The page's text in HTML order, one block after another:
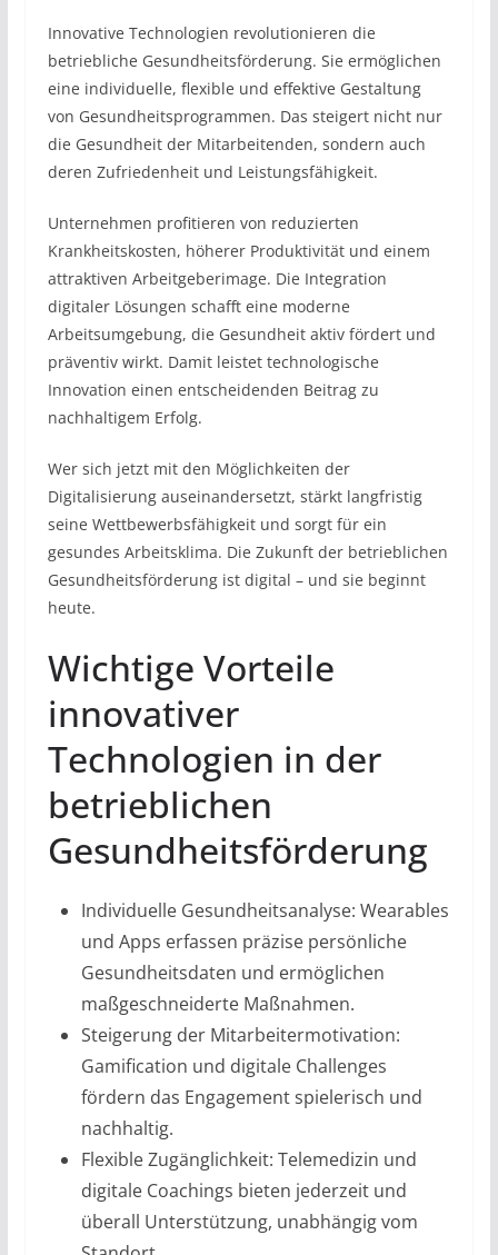
Innovative Technologien revolutionieren die
betriebliche Gesundheitsförderung. Sie ermöglichen
eine individuelle, flexible und effektive Gestaltung
von Gesundheitsprogrammen. Das steigert nicht nur
die Gesundheit der Mitarbeitenden, sondern auch
deren Zufriedenheit und Leistungsfähigkeit.
Unternehmen profitieren von reduzierten
Krankheitskosten, höherer Produktivität und einem
attraktiven Arbeitgeberimage. Die Integration
digitaler Lösungen schafft eine moderne
Arbeitsumgebung, die Gesundheit aktiv fördert und
präventiv wirkt. Damit leistet technologische
Innovation einen entscheidenden Beitrag zu
nachhaltigem Erfolg.
Wer sich jetzt mit den Möglichkeiten der
Digitalisierung auseinandersetzt, stärkt langfristig
seine Wettbewerbsfähigkeit und sorgt für ein
gesundes Arbeitsklima. Die Zukunft der betrieblichen
Gesundheitsförderung ist digital – und sie beginnt
heute.
Wichtige Vorteile
innovativer
Technologien in der
betrieblichen
Gesundheitsförderung
Individuelle Gesundheitsanalyse: Wearables
und Apps erfassen präzise persönliche
Gesundheitsdaten und ermöglichen
maßgeschneiderte Maßnahmen.
Steigerung der Mitarbeitermotivation:
Gamification und digitale Challenges
fördern das Engagement spielerisch und
nachhaltig.
Flexible Zugänglichkeit: Telemedizin und
digitale Coachings bieten jederzeit und
überall Unterstützung, unabhängig vom